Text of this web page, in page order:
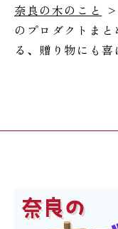
奈良の木のこと >
のプロダクトま
る、贈り物にも